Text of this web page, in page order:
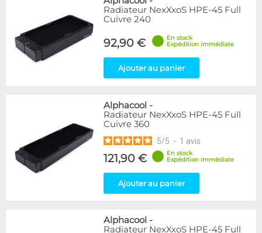
Radiateur NexXxoS HPE-45 Full
Cuivre 240
92,90 €
En stock
Expédition immédiate
Ajouter au panier
Alphacool -
Radiateur NexXxoS HPE-45 Full
Cuivre 360
5/5 - 1 avis
121,90 €
En stock
Expédition immédiate
Ajouter au panier
Alphacool -
Radiateur NexXxoS HPE-45 Full